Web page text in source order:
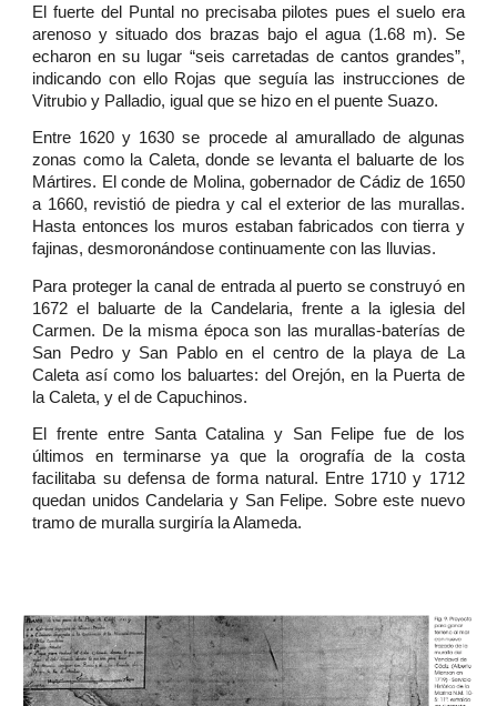
El fuerte del Puntal no precisaba pilotes pues el suelo era
arenoso y situado dos brazas bajo el agua (1.68 m). Se
echaron en su lugar “seis carretadas de cantos grandes”,
indicando con ello Rojas que seguía las instrucciones de
Vitrubio y Palladio, igual que se hizo en el puente Suazo.
Entre 1620 y 1630 se procede al amurallado de algunas
zonas como la Caleta, donde se levanta el baluarte de los
Mártires. El conde de Molina, gobernador de Cádiz de 1650
a 1660, revistió de piedra y cal el exterior de las murallas.
Hasta entonces los muros estaban fabricados con tierra y
fajinas, desmoronándose continuamente con las lluvias.
Para proteger la canal de entrada al puerto se construyó en
1672 el baluarte de la Candelaria, frente a la iglesia del
Carmen. De la misma época son las murallas-baterías de
San Pedro y San Pablo en el centro de la playa de La
Caleta así como los baluartes: del Orejón, en la Puerta de
la Caleta, y el de Capuchinos.
El frente entre Santa Catalina y San Felipe fue de los
últimos en terminarse ya que la orografía de la costa
facilitaba su defensa de forma natural. Entre 1710 y 1712
quedan unidos Candelaria y San Felipe. Sobre este nuevo
tramo de muralla surgiría la Alameda.